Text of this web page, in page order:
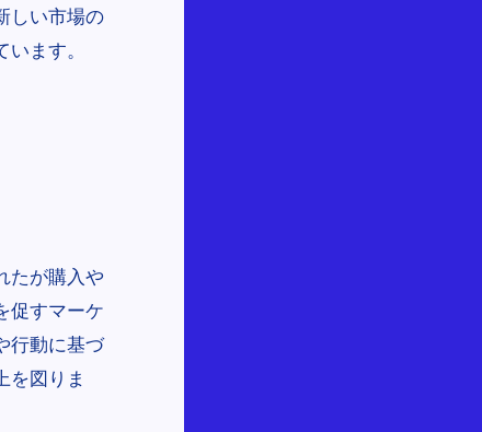
しい市場の
ます。
たが購入や
促すマーケ
行動に基づ
を図りま